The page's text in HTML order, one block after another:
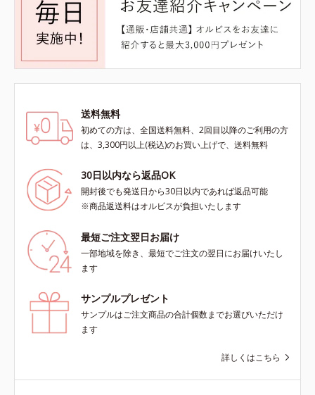
送料無料
初めての方は、全国送料無料、2回目以降のご利用の方
は、3,300円以上(税込)のお買い上げで、送料無料
30日以内なら返品OK
開封後でも発送日から30日以内であれば返品可能
※商品返送料はオルビスが負担いたします
最短ご注文翌日お届け
一部地域を除き、最短でご注文の翌日にお届けいたし
ます
サンプルプレゼント
サンプルはご注文商品の合計個数までお選びいただけ
ます
詳しくはこちら